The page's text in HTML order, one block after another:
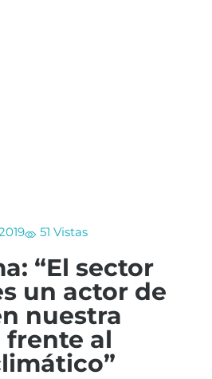
51 Vistas
“El sector
un actor de
nuestra
frente al